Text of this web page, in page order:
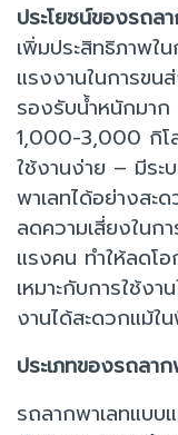
ประโยชน์ของรถล
เพิ่มประสิทธิภาพใ
แรงงานในการขน
รองรับน้ำหนักมา
1,000-3,000 กิโ
ใช้งานง่าย – มีระ
พาเลทได้อย่างสะ
ลดความเสี่ยงใน
แรงคน ทำให้ลดโ
เหมาะกับการใช้ง
งานได้สะดวกแม้ใ
ประเภทของรถลา
รถลากพาเลทแบบ